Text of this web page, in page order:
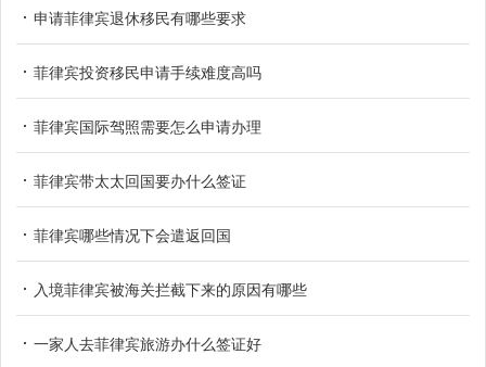
申请菲律宾退休移民有哪些要求
菲律宾投资移民申请手续难度高吗
菲律宾国际驾照需要怎么申请办理
菲律宾带太太回国要办什么签证
菲律宾哪些情况下会遣返回国
入境菲律宾被海关拦截下来的原因有哪些
一家人去菲律宾旅游办什么签证好